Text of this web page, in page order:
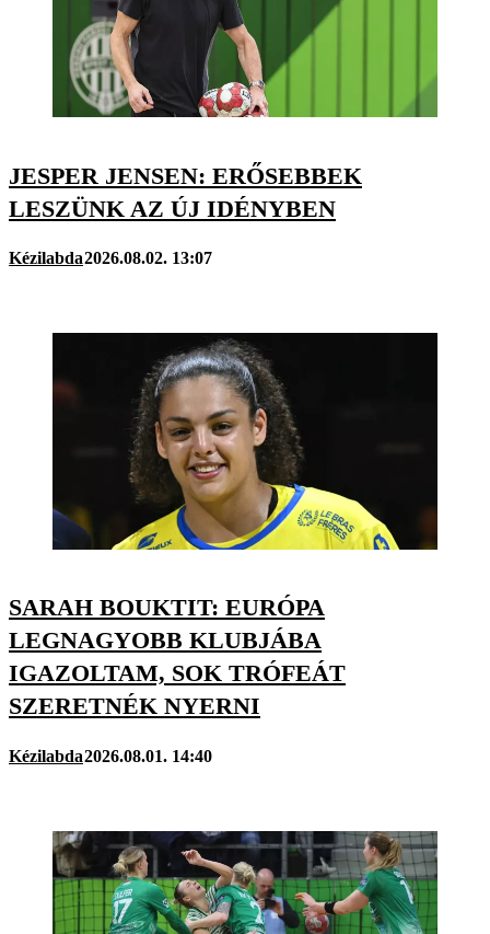
JESPER JENSEN: ERŐSEBBEK
LESZÜNK AZ ÚJ IDÉNYBEN
Kézilabda2026.08.02. 13:07
SARAH BOUKTIT: EURÓPA
LEGNAGYOBB KLUBJÁBA
IGAZOLTAM, SOK TRÓFEÁT
SZERETNÉK NYERNI
Kézilabda2026.08.01. 14:40